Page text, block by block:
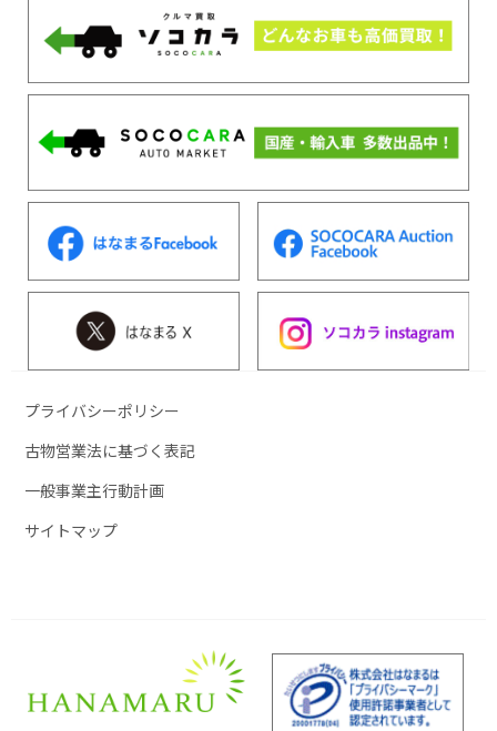
プライバシーポリシー
古物営業法に基づく表記
一般事業主行動計画
サイトマップ